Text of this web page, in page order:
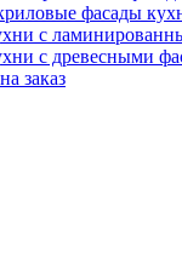
фасады
с
с древесными
заказ